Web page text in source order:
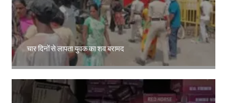
चार दिनों से लापता युवक का शव बरामद
Amit Lekh